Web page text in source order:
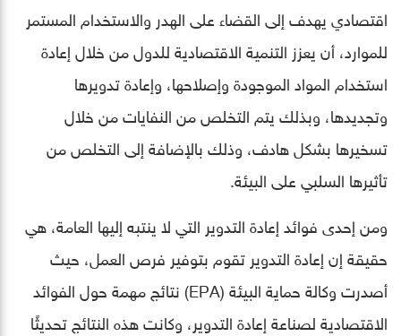
اقتصادي يهدف إلى القضاء على الهدر والاستخدام المستمر
للموارد، أن يعزز التنمية الاقتصادية للدول من خلال إعادة
استخدام المواد الموجودة وإصلاحها، وإعادة تدويرها
وتجديدها، وبذلك يتم التخلص من النفايات من خلال
تسخيرها بشكل هادف، وذلك بالإضافة إلى التخلص من
تأثيرها السلبي على البيئة.
ومن إحدى فوائد إعادة التدوير التي لا ينتبه إليها العامة، هي
حقيقة إن إعادة التدوير تقوم بتوفير فرص العمل، حيث
أصدرت وكالة حماية البيئة (EPA) نتائج مهمة حول الفوائد
الاقتصادية لصناعة إعادة التدوير، وكانت هذه النتائج تحديثًا